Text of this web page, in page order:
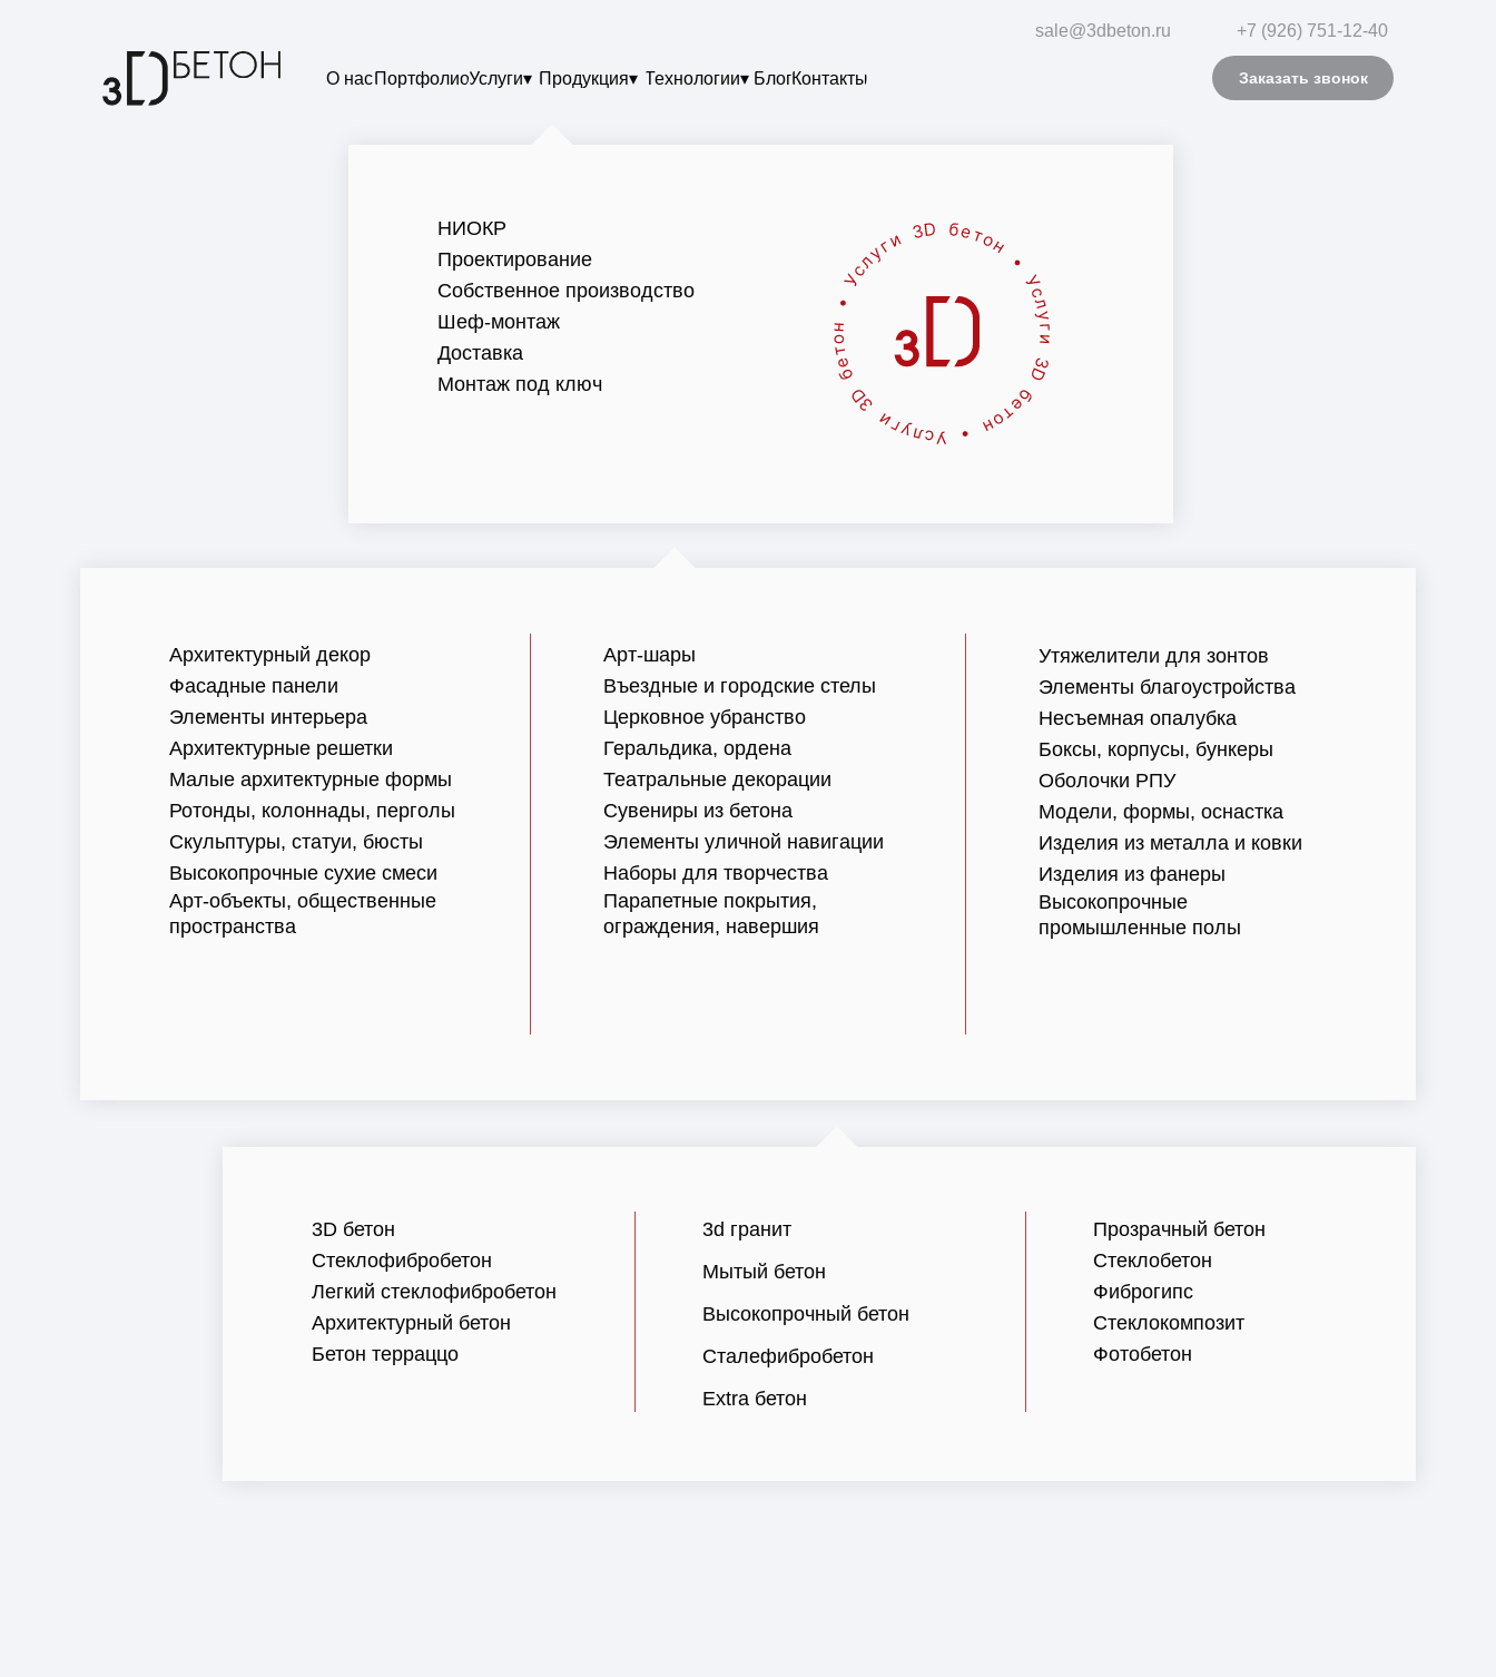
Заказать звонок
О насПортфолиоУслуги▾ Продукция▾ Технологии▾ БлогКонтакты
+7 (926) 751-12-40
sale@3dbeton.ru
НИОКР
Проектирование
Собственное производство
Шеф-монтаж
Доставка
Монтаж под ключ
Утяжелители для зонтов
Элементы благоустройства
Несъемная опалубка
Боксы, корпусы, бункеры
Оболочки РПУ
Модели, формы, оснастка
Изделия из металла и ковки
Изделия из фанеры
Высокопрочные
промышленные полы
Арт-шары
Въездные и городские стелы
Церковное убранство
Геральдика, ордена
Театральные декорации
Сувениры из бетона
Элементы уличной навигации
Наборы для творчества
Парапетные покрытия,
ограждения, навершия
Архитектурный декор
Фасадные панели
Элементы интерьера
Архитектурные решетки
Малые архитектурные формы
Ротонды, колоннады, перголы
Скульптуры, статуи, бюсты
Высокопрочные сухие смеси
Арт-объекты, общественные
пространства
Прозрачный бетон
Стеклобетон
Фиброгипс
Стеклокомпозит
Фотобетон
3D бетон
Стеклофибробетон
Легкий стеклофибробетон
Архитектурный бетон
Бетон терраццо
Extra бетон
Сталефибробетон
Высокопрочный бетон
Мытый бетон
3d гранит